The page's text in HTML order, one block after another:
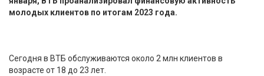
молодых клиентов по итогам 2023 года.
Сегодня в ВТБ обслуживаются около 2 млн клиентов в
возрасте от 18 до 23 лет.